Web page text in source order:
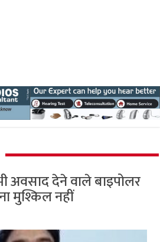
अवसाद देने वाले बाइपोलर
मुश्किल नहीं